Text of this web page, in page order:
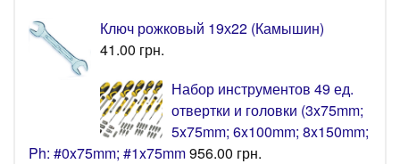
Ключ рожковый 19х22 (Камышин)
41.00 грн.
Набор инструментов 49 ед.
отвертки и головки (3x75mm;
5x75mm; 6x100mm; 8x150mm;
Ph: #0x75mm; #1x75mm956.00 грн.